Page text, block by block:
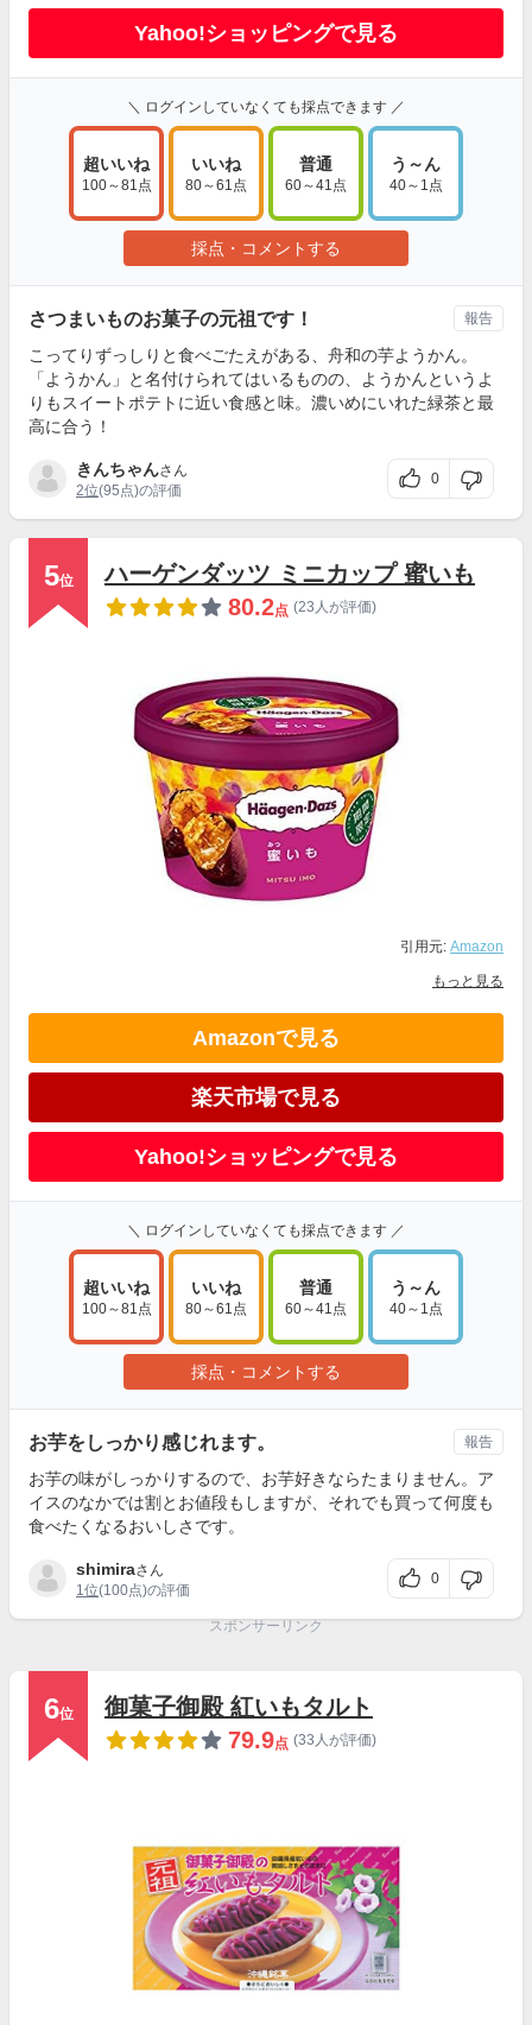
Yahoo!ショッピングで見る
＼ ログインしていなくても採点できます ／
超いいね
100～81点
いいね
80～61点
普通
60～41点
う～ん
40～1点
採点・コメントする
さつまいものお菓子の元祖です！
こってりずっしりと食べごたえがある、舟和の芋ようかん。
「ようかん」と名付けられてはいるものの、ようかんというよ
りもスイートポテトに近い食感と味。濃いめにいれた緑茶と最
高に合う！
きんちゃんさん
2位(95点)の評価
0
報告
5位
ハーゲンダッツ ミニカップ 蜜いも
80.2点 (23人が評価)
引用元: Amazon
もっと見る
Amazonで見る
楽天市場で見る
Yahoo!ショッピングで見る
＼ ログインしていなくても採点できます ／
超いいね
100～81点
いいね
80～61点
普通
60～41点
う～ん
40～1点
採点・コメントする
お芋をしっかり感じれます。
お芋の味がしっかりするので、お芋好きならたまりません。ア
イスのなかでは割とお値段もしますが、それでも買って何度も
食べたくなるおいしさです。
shimiraさん
1位(100点)の評価
0
報告
スポンサーリンク
6位
御菓子御殿 紅いもタルト
79.9点 (33人が評価)